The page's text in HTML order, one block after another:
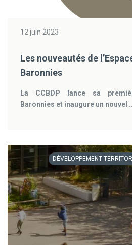
12 juin 2023
Les nouveautés de
Baronnies
La CCBDP lance sa
Baronnies et inaugure un nouvel
DÉVELOPPEMENT